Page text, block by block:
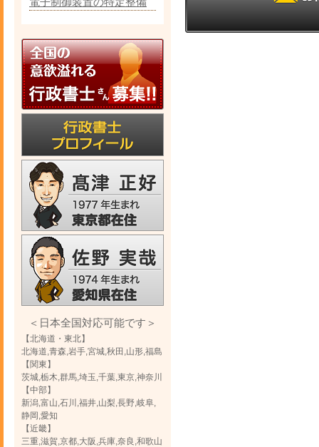
＜日本全国対応可能です＞
【北海道・東北】
北海道,青森,岩手,宮城,秋田,山形,福島
【関東】
茨城,栃木,群馬,埼玉,千葉,東京,神奈川
【中部】
新潟,富山,石川,福井,山梨,長野,岐阜,
静岡,愛知
【近畿】
三重,滋賀,京都,大阪,兵庫,奈良,和歌山